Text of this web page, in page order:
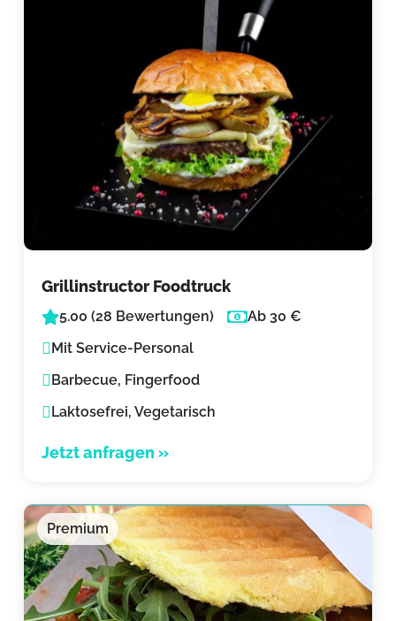
Grillinstructor Foodtruck
5.00 (28 Bewertungen)
Ab 30 €
Mit Service-Personal
Barbecue, Fingerfood
Laktosefrei, Vegetarisch
Jetzt anfragen »
Premium